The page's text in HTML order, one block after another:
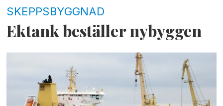
SKEPPSBYGGNAD
Ektank beställer nybyggen